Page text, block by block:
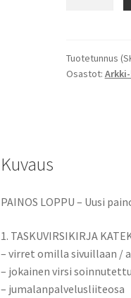
316
-
Tuotetunnus
Osastot:
Kuvaus
PAINOS LOPPU – Uusi
1. TASKUVIRSIKIRJA
– virret omilla sivuillaan /
– jokainen virsi
– jumalanpalvelusliiteosa